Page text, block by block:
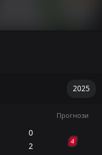
Прогнози
0
2
4